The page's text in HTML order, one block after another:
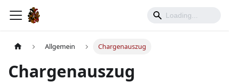
Allgemein Chargenauszug
Chargenauszug